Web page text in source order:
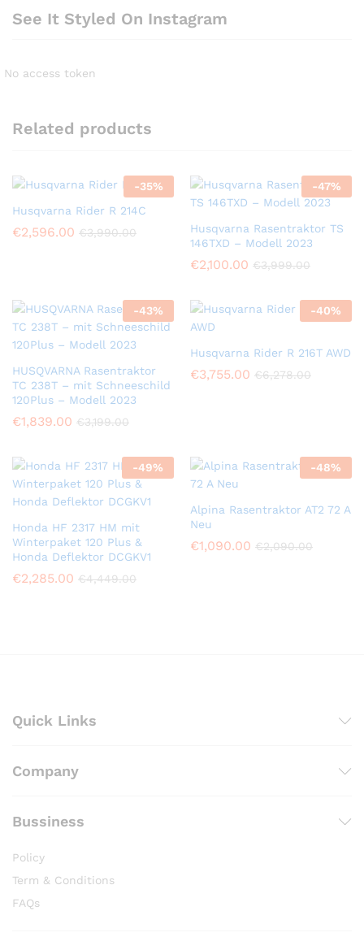
See It Styled On Instagram
No access token
Related products
-35%
Husqvarna Rider R 214C
€2,596.00 €3,990.00
-47%
Husqvarna Rasentraktor TS
146TXD – Modell 2023
€2,100.00 €3,999.00
-43%
HUSQVARNA Rasentraktor
TC 238T – mit Schneeschild
120Plus – Modell 2023
€1,839.00 €3,199.00
-40%
Husqvarna Rider R 216T AWD
€3,755.00 €6,278.00
-49%
Honda HF 2317 HM mit
Winterpaket 120 Plus &
Honda Deflektor DCGKV1
€2,285.00 €4,449.00
-48%
Alpina Rasentraktor AT2 72 A
Neu
€1,090.00 €2,090.00
Quick Links
Company
Bussiness
Policy
Term & Conditions
FAQs